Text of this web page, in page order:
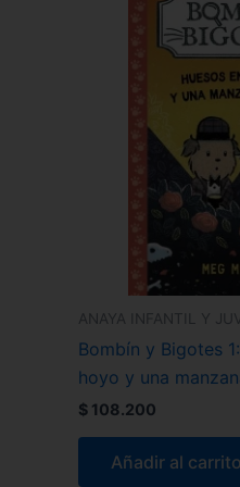
ANAYA INFANTIL Y
Bombín y Bigotes
hoyo y una
$ 108.200
Añadir al carrito